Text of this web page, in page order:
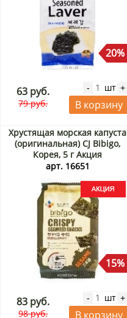
20%
63 руб.
79 руб.
- шт +
В корзину
Хрустящая морская капуста
(оригинальная) CJ Bibigo,
Корея, 5 г Акция
арт. 16651
15%
83 руб.
98 руб.
- шт +
В корзину